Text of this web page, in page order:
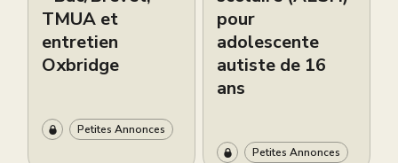
TMUA et
entretien
Oxbridge
Petites Annonces
pour
adolescente
autiste de 16
ans
Petites Annonces